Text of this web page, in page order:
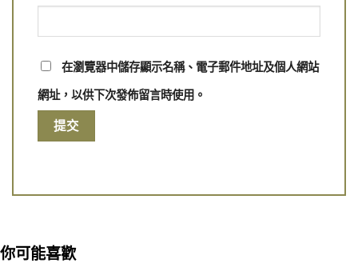
在瀏覽器中儲存顯示名稱、電子郵件地址及個人網站
網址，以供下次發佈留言時使用。
你可能喜歡